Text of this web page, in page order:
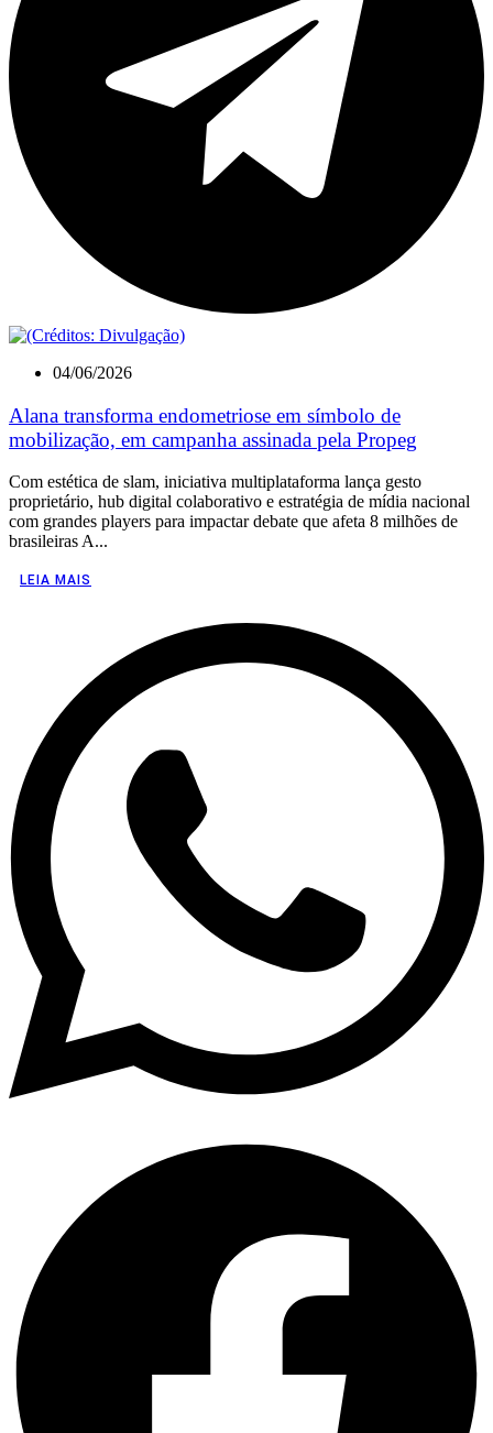
04/06/2026
Alana transforma endometriose em símbolo de
mobilização, em campanha assinada pela Propeg
Com estética de slam, iniciativa multiplataforma lança gesto
proprietário, hub digital colaborativo e estratégia de mídia nacional
com grandes players para impactar debate que afeta 8 milhões de
brasileiras A...
LEIA MAIS